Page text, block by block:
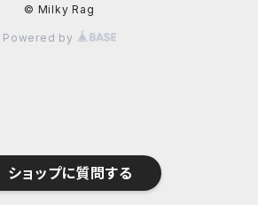
ショップに質問する
© Milky Rag
Powered by